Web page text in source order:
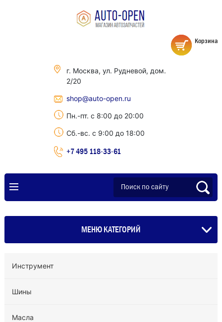
г. Москва, ул. Рудневой, дом.
2/20
shop@auto-open.ru
Пн.-пт. с 8:00 до 20:00
Сб.-вс. с 9:00 до 18:00
+7 495 118-33-61
Корзина
МЕНЮ КАТЕГОРИЙ
Инструмент
Шины
Масла